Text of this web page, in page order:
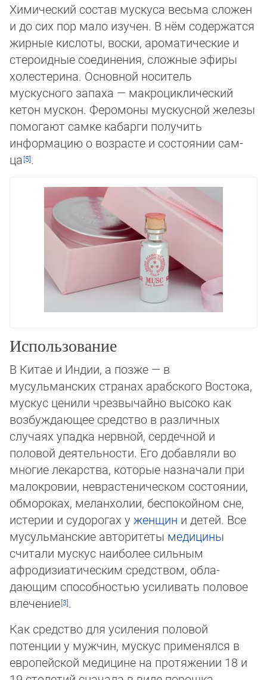
Химический состав мускуса весьма сложен
и до сих пор мало изучен. В нём содержатся
жирные кислоты, воски, аро­ма­ти­чес­кие и
стероидные соединения, сложные эфиры
холестерина. Основной носитель
мускусного запаха — макроцик­ли­чес­кий
кетон мускон. Феромоны мускусной железы
помогают самке кабарги получить
информацию о возрасте и состоя­нии сам­
ца
.
Использование
В Китае и Индии, а позже — в
мусульманских странах арабского Востока,
мускус ценили чрезвычайно высоко как
возбуждающее средство в различных
случаях упадка нерв­ной, сердечной и
половой деятельности. Его добавляли во
многие лекарства, ко­то­рые назначали при
малокровии, неврастеническом состоянии,
обмороках, мелан­хо­лии, бес­по­койном сне,
истерии и судорогах у женщин и детей. Все
мусульман­ские ав­то­ри­те­ты медицины
считали мускус наиболее сильным
афродизиа­ти­чес­ким сред­ством, об­ла­
дающим способностью усиливать половое
влечение .
Как средство для усиления половой
потенции у мужчин, мускус применялся в
евро­пей­ской медицине на протяжении 18 и